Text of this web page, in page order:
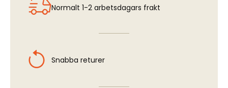
Normalt 1-2 arbetsdagars frakt
Snabba returer